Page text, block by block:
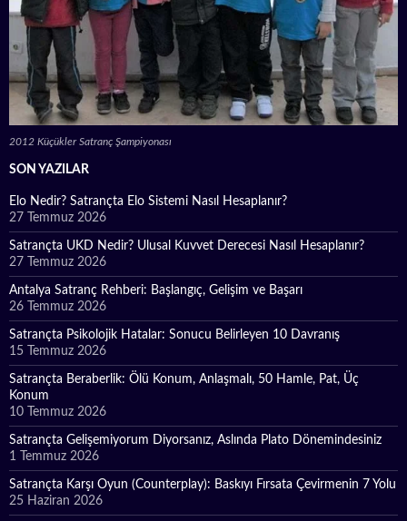
2012 Küçükler Satranç Şampiyonası
SON YAZILAR
Elo Nedir? Satrançta Elo Sistemi Nasıl Hesaplanır?
27 Temmuz 2026
Satrançta UKD Nedir? Ulusal Kuvvet Derecesi Nasıl Hesaplanır?
27 Temmuz 2026
Antalya Satranç Rehberi: Başlangıç, Gelişim ve Başarı
26 Temmuz 2026
Satrançta Psikolojik Hatalar: Sonucu Belirleyen 10 Davranış
15 Temmuz 2026
Satrançta Beraberlik: Ölü Konum, Anlaşmalı, 50 Hamle, Pat, Üç
Konum
10 Temmuz 2026
Satrançta Gelişemiyorum Diyorsanız, Aslında Plato Dönemindesiniz
1 Temmuz 2026
Satrançta Karşı Oyun (Counterplay): Baskıyı Fırsata Çevirmenin 7 Yolu
25 Haziran 2026